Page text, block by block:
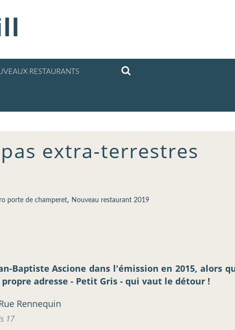
RESTAURANTS
extra-terrestres
porte de champeret, Nouveau restaurant 2019
Baptiste Ascione dans l'émission en 2015, alors
adresse - Petit Gris - qui vaut le détour !
17